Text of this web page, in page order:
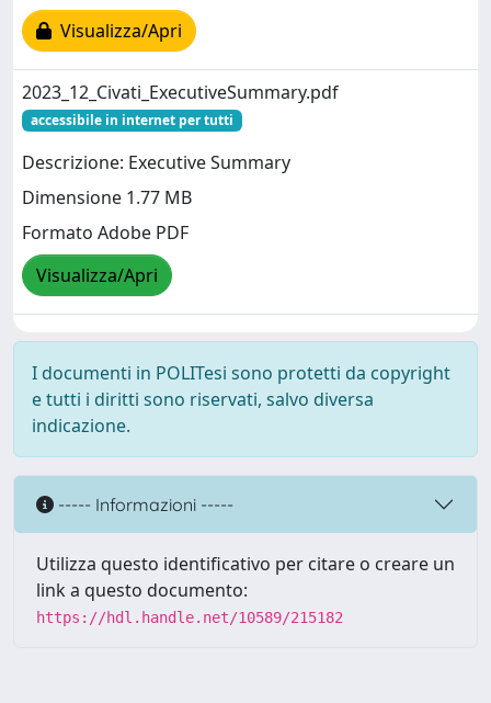
Visualizza/Apri
2023_12_Civati_ExecutiveSummary.pdf
accessibile in internet per tutti
Descrizione: Executive Summary
Dimensione 1.77 MB
Formato Adobe PDF
Visualizza/Apri
I documenti in POLITesi sono protetti da copyright
e tutti i diritti sono riservati, salvo diversa
indicazione.
----- Informazioni -----
Utilizza questo identificativo per citare o creare un
link a questo documento:
https://hdl.handle.net/10589/215182